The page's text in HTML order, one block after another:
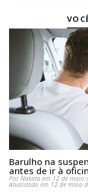
Barulho na
antes de ir à
Por Nakata em 12 de maio
Atualizado em 12 de maio